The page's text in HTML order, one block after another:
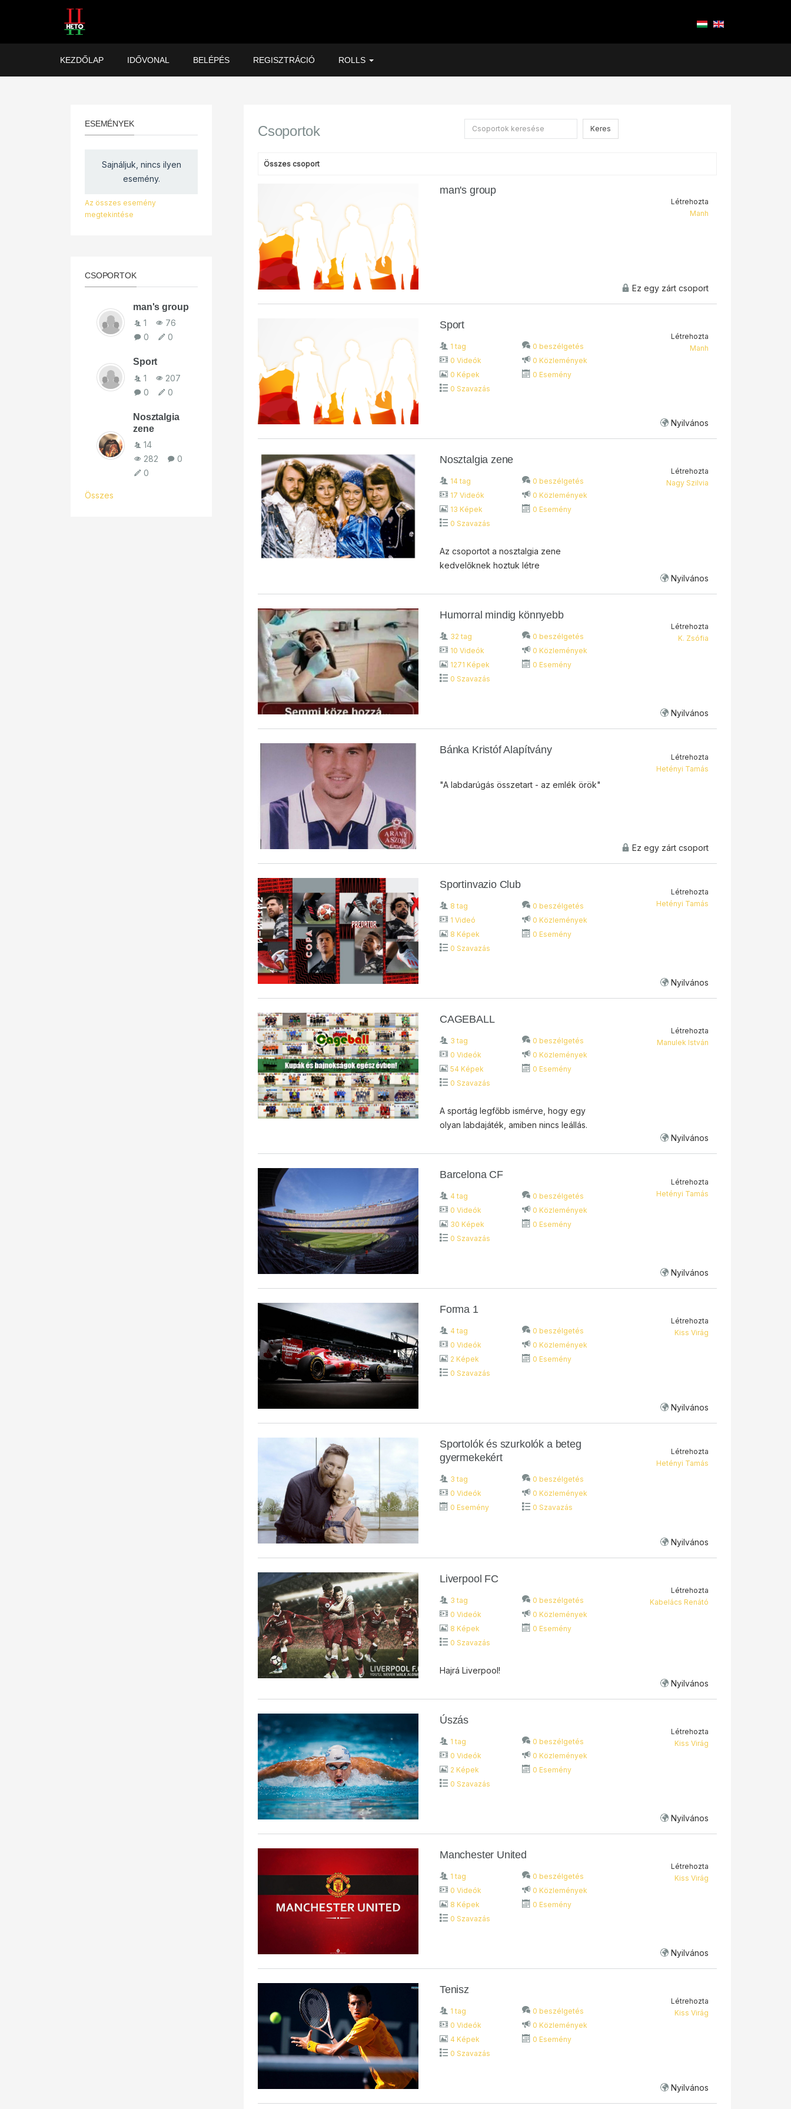
KEZDŐLAP IDŐVONAL BELÉPÉS REGISZTRÁCIÓ ROLLS
Csoportok Keres
Összes csoport
man's group
Ez egy zárt csoport
Létrehozta
Manh
Sport
1 tag
0 beszélgetés
0 Videók
0 Közlemények
0 Képek
0 Esemény
0 Szavazás
Nyilvános
Létrehozta
Manh
Nosztalgia zene
14 tag
0 beszélgetés
17 Videók
0 Közlemények
13 Képek
0 Esemény
0 Szavazás
Az csoportot a nosztalgia zene
kedvelőknek hoztuk létre
Nyilvános
Létrehozta
Nagy Szilvia
Humorral mindig könnyebb
32 tag
0 beszélgetés
10 Videók
0 Közlemények
1271 Képek
0 Esemény
0 Szavazás
Nyilvános
Létrehozta
K. Zsófia
Bánka Kristóf Alapítvány
"A labdarúgás összetart - az emlék örök"
Ez egy zárt csoport
Létrehozta
Hetényi Tamás
Sportinvazio Club
8 tag
0 beszélgetés
1 Videó
0 Közlemények
8 Képek
0 Esemény
0 Szavazás
Nyilvános
Létrehozta
Hetényi Tamás
CAGEBALL
3 tag
0 beszélgetés
0 Videók
0 Közlemények
54 Képek
0 Esemény
0 Szavazás
A sportág legfőbb ismérve, hogy egy
olyan labdajáték, amiben nincs leállás.
Nyilvános
Létrehozta
Manulek István
Barcelona CF
4 tag
0 beszélgetés
0 Videók
0 Közlemények
30 Képek
0 Esemény
0 Szavazás
Nyilvános
Létrehozta
Hetényi Tamás
Forma 1
4 tag
0 beszélgetés
0 Videók
0 Közlemények
2 Képek
0 Esemény
0 Szavazás
Nyilvános
Létrehozta
Kiss Virág
Sportolók és szurkolók a beteg
gyermekekért
3 tag
0 beszélgetés
0 Videók
0 Közlemények
0 Esemény
0 Szavazás
Nyilvános
Létrehozta
Hetényi Tamás
Liverpool FC
3 tag
0 beszélgetés
0 Videók
0 Közlemények
8 Képek
0 Esemény
0 Szavazás
Hajrá Liverpool!
Nyilvános
Létrehozta
Kabelács Renátó
Úszás
1 tag
0 beszélgetés
0 Videók
0 Közlemények
2 Képek
0 Esemény
0 Szavazás
Nyilvános
Létrehozta
Kiss Virág
Manchester United
1 tag
0 beszélgetés
0 Videók
0 Közlemények
8 Képek
0 Esemény
0 Szavazás
Nyilvános
Létrehozta
Kiss Virág
Tenisz
1 tag
0 beszélgetés
0 Videók
0 Közlemények
4 Képek
0 Esemény
0 Szavazás
Nyilvános
Létrehozta
Kiss Virág
ESEMÉNYEK
Sajnáljuk, nincs ilyen
esemény.
Az összes esemény
megtekintése
CSOPORTOK
man's group
1
76
0
0
Sport
1
207
0
0
Nosztalgia
zene
14
282
0
0
Összes